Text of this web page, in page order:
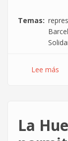
Temas
Lee más
los
La